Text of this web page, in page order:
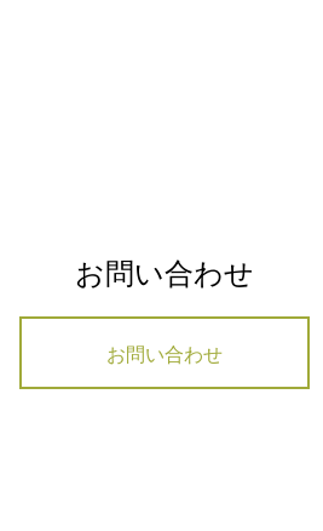
お問い合わせ
お問い合わせ